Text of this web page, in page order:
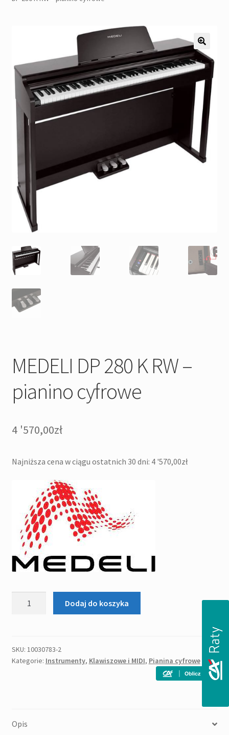
Pozostałe
MEDELI DP 280 K RW –
pianino cyfrowe
4 '570,00zł
Najniższa cena w ciągu ostatnich 30 dni: 4 '570,00zł
K
RW
Dodaj do koszyka
SKU: 10030783-2
Kategorie: Instrumenty, Klawiszowe i MIDI, Pianina cyfrowe
Opis